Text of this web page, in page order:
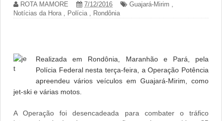
ROTA MAMORE 7/12/2016 Guajará-Mirim ,
Notícias da Hora, Polícia, Rondônia
Realizada em Rondônia, Maranhão e Pará, pela
Polícia Federal nesta terça-feira, a Operação Potência
apreendeu vários veículos em Guajará-Mirim, como
jet-ski e várias motos.
A Operação foi desencadeada para combater o tráfico